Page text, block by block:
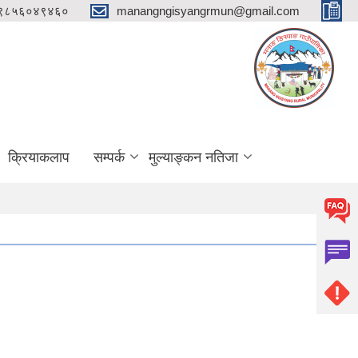
manangngisyangrmun@gmail.com
क्रियाकलाप सम्पर्क मुल्याङ्कन नतिजा